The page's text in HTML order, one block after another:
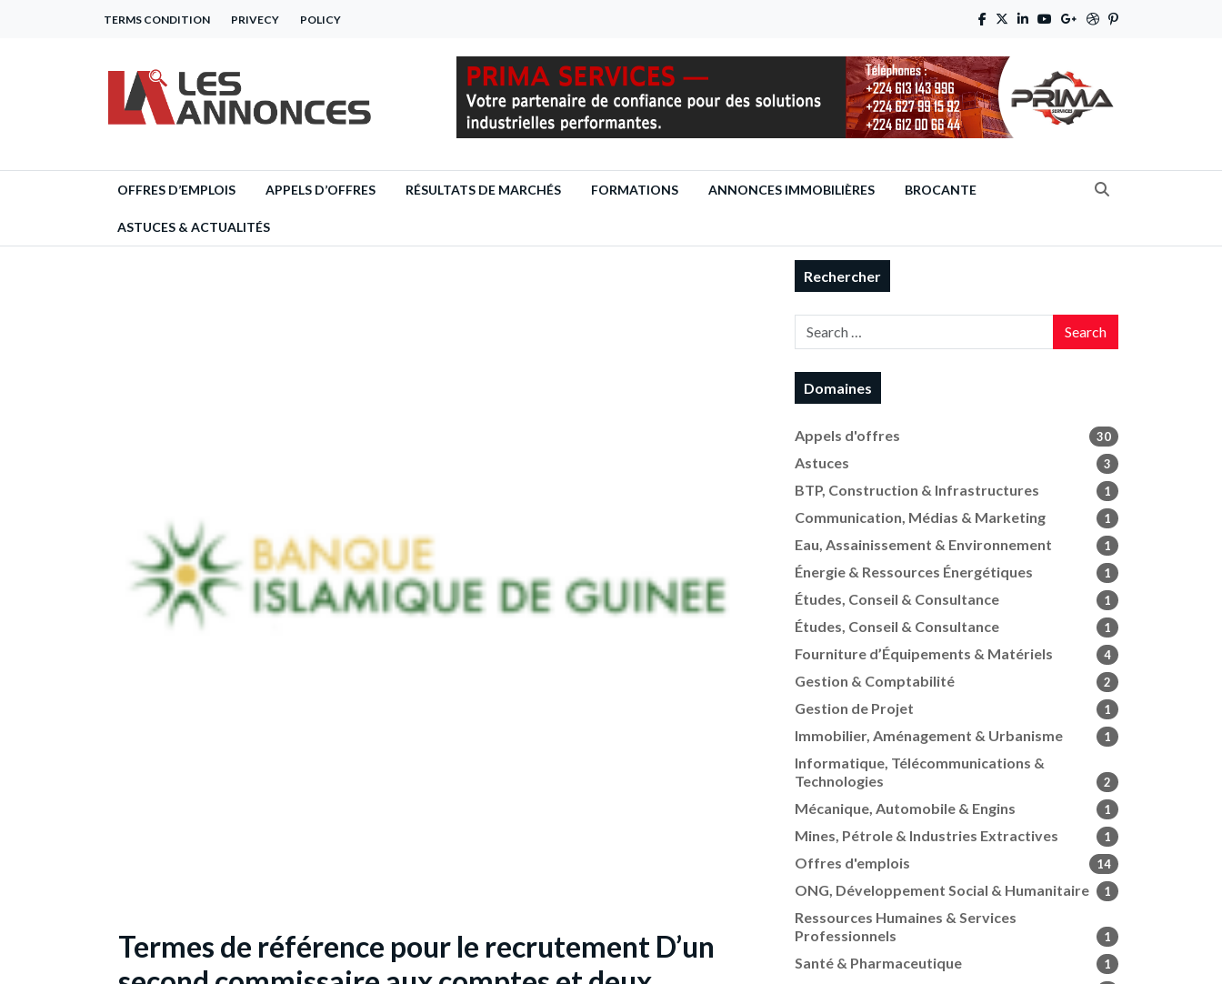
TERMS CONDITION PRIVECY POLICY
OFFRES D’EMPLOIS APPELS D’OFFRES RÉSULTATS DE MARCHÉS FORMATIONS ANNONCES IMMOBILIÈRES BROCANTE
ASTUCES & ACTUALITÉS
Termes de référence pour le recrutement D’un
Rechercher
Search
Domaines
Appels d'offres 30
Astuces 3
BTP, Construction & Infrastructures 1
Communication, Médias & Marketing 1
Eau, Assainissement & Environnement 1
Énergie & Ressources Énergétiques 1
Études, Conseil & Consultance 1
Études, Conseil & Consultance 1
Fourniture d’Équipements & Matériels 4
Gestion & Comptabilité 2
Gestion de Projet 1
Immobilier, Aménagement & Urbanisme 1
Informatique, Télécommunications &
Technologies
2
Mécanique, Automobile & Engins 1
Mines, Pétrole & Industries Extractives 1
Offres d'emplois 14
ONG, Développement Social & Humanitaire 1
Ressources Humaines & Services
Professionnels
1
Santé & Pharmaceutique 1